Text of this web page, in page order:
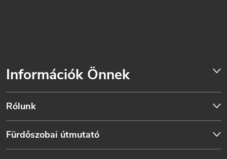
Információk Önnek
Rólunk
Fürdőszobai útmutató